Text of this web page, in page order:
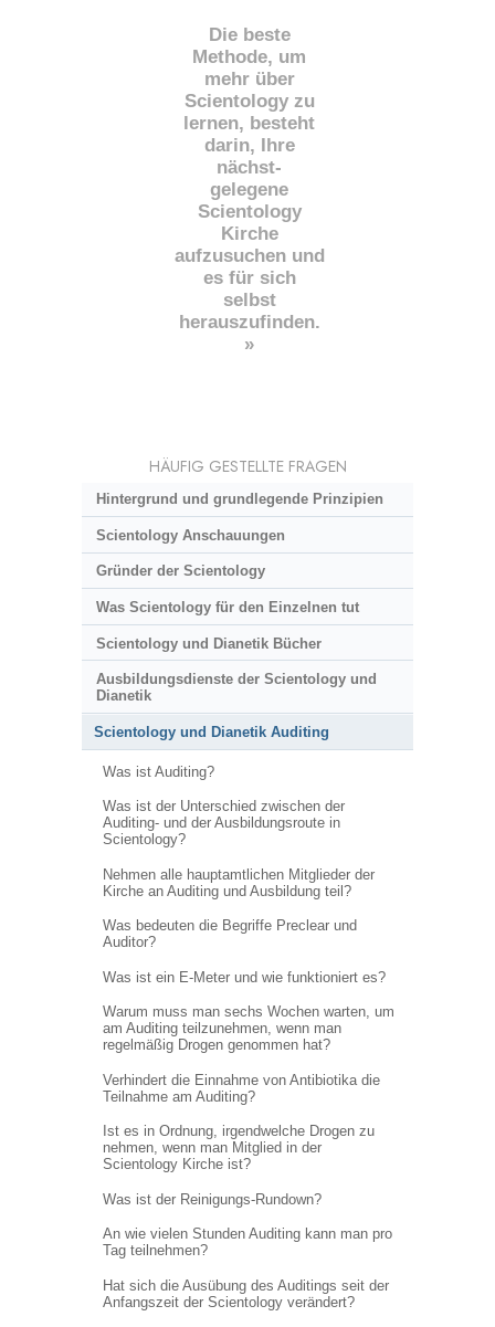
Die beste
Methode, um
mehr über
Scientology zu
lernen, besteht
darin, Ihre
nächst-
gelegene
Scientology
Kirche
aufzusuchen und
es für sich
selbst
herauszufinden.
»
HÄUFIG GESTELLTE FRAGEN
Hintergrund und grundlegende Prinzipien
Scientology Anschauungen
Gründer der Scientology
Was Scientology für den Einzelnen tut
Scientology und Dianetik Bücher
Ausbildungsdienste der Scientology und
Dianetik
Scientology und Dianetik Auditing
Was ist Auditing?
Was ist der Unterschied zwischen der
Auditing- und der Ausbildungsroute in
Scientology?
Nehmen alle hauptamtlichen Mitglieder der
Kirche an Auditing und Ausbildung teil?
Was bedeuten die Begriffe Preclear und
Auditor?
Was ist ein E-Meter und wie funktioniert es?
Warum muss man sechs Wochen warten, um
am Auditing teilzunehmen, wenn man
regelmäßig Drogen genommen hat?
Verhindert die Einnahme von Antibiotika die
Teilnahme am Auditing?
Ist es in Ordnung, irgendwelche Drogen zu
nehmen, wenn man Mitglied in der
Scientology Kirche ist?
Was ist der Reinigungs-Rundown?
An wie vielen Stunden Auditing kann man pro
Tag teilnehmen?
Hat sich die Ausübung des Auditings seit der
Anfangszeit der Scientology verändert?